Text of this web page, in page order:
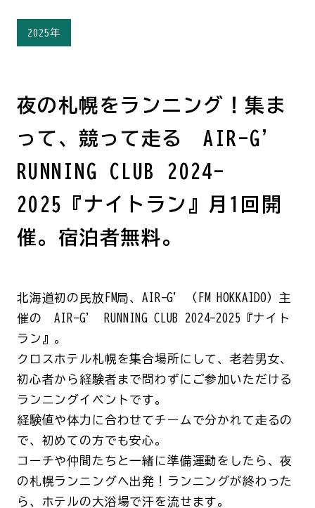
2025年
夜の札幌をランニング！集ま
って、競って走る AIR-G'
RUNNING CLUB 2024-
2025『ナイトラン』月1回開
催。宿泊者無料。
北海道初の民放FM局、AIR-G’（FM HOKKAIDO）主
催の AIR-G’ RUNNING CLUB 2024-2025『ナイト
ラン』。
クロスホテル札幌を集合場所にして、老若男女、
初心者から経験者まで問わずにご参加いただける
ランニングイベントです。
経験値や体力に合わせてチームで分かれて走るの
で、初めての方でも安心。
コーチや仲間たちと一緒に準備運動をしたら、夜
の札幌ランニングへ出発！ランニングが終わった
ら、ホテルの大浴場で汗を流せます。